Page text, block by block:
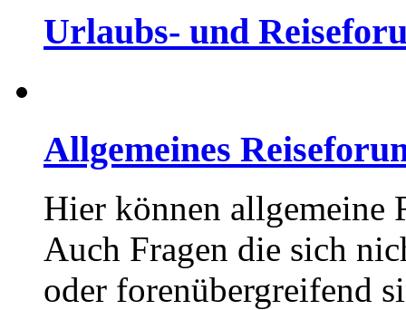
Urlaubs- und
Allgemeines
Hier können allgemeine
Auch Fragen die sich
oder forenübergreifend